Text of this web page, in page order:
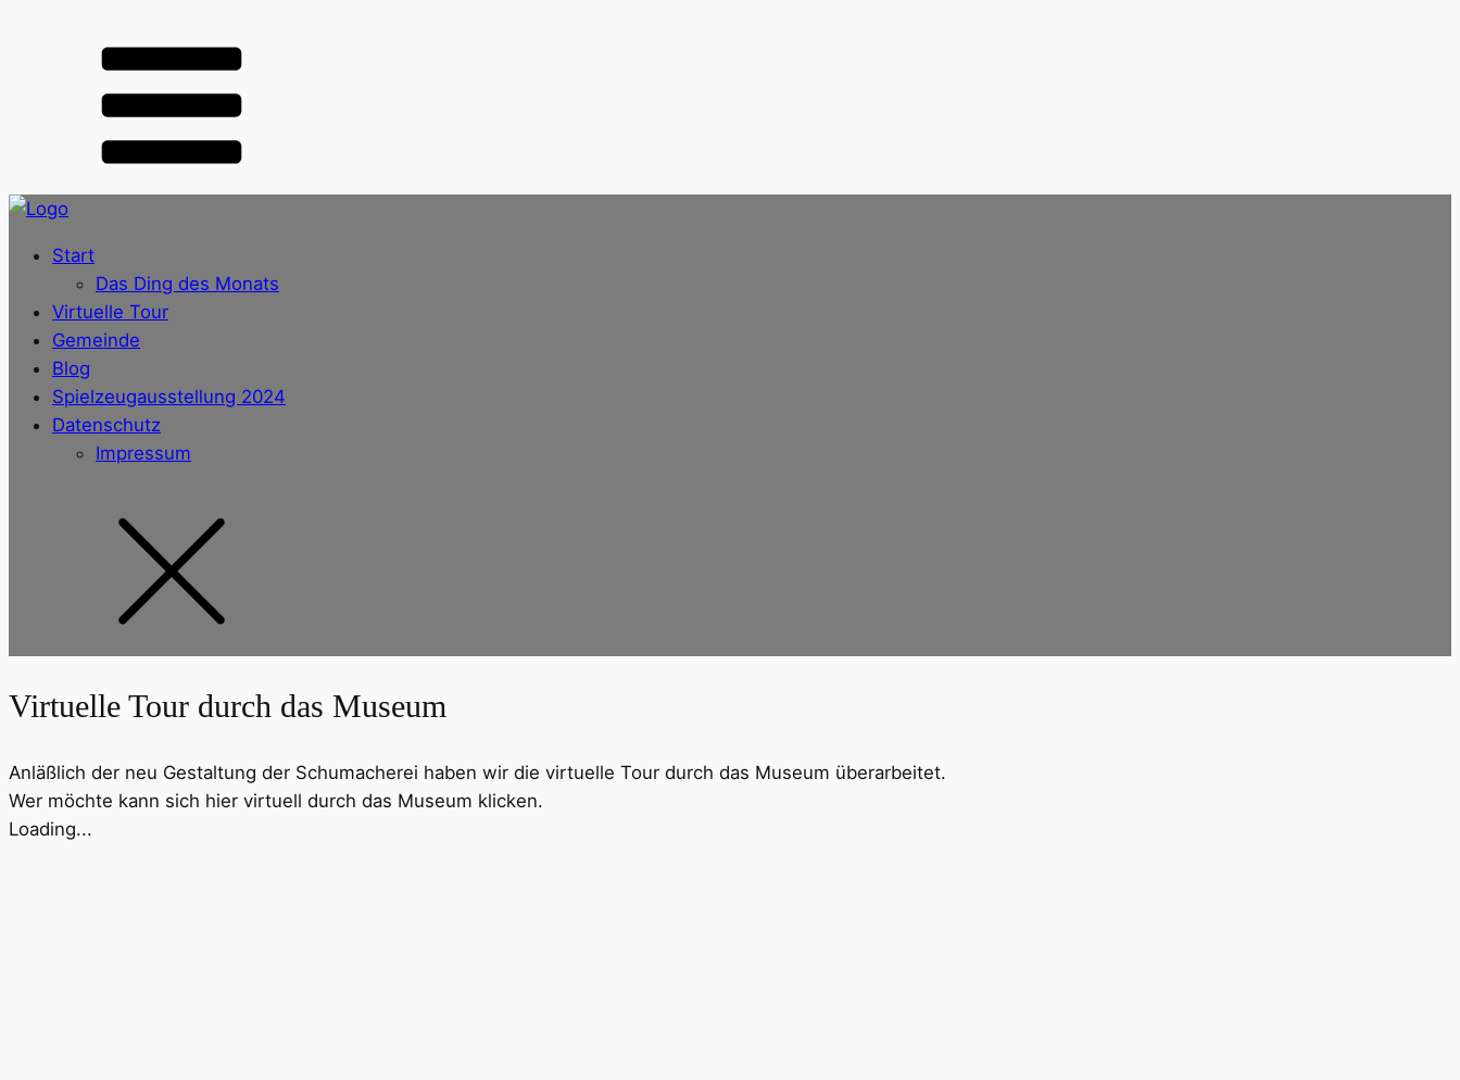
Start
Das Ding des Monats
Virtuelle Tour
Gemeinde
Blog
Spielzeugausstellung 2024
Datenschutz
Impressum
Virtuelle Tour durch das Museum
Anläßlich der neu Gestaltung der Schumacherei haben wir die virtuelle Tour durch das Museum überarbeitet.
Wer möchte kann sich hier virtuell durch das Museum klicken.
Loading...